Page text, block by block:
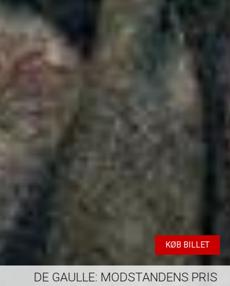
DE GAULLE: MODSTANDENS PRIS
KØB BILLET